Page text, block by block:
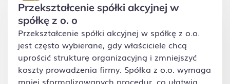
Przekształcenie spółki akcyjnej w
spółkę z o. o
Przekształcenie spółki akcyjnej w spółkę z o.o.
jest często wybierane, gdy właściciele chcą
uprościć strukturę organizacyjną i zmniejszyć
koszty prowadzenia firmy. Spółka z o.o. wymaga